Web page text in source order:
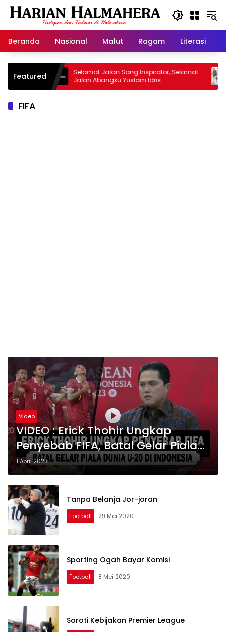
Langsung
Beranda
Nasional Malut Ragam Literasi
Featured
Selamat Jalan Sang Inspirator, Selamat
Jalan Abangku Yuslam Idris
FIFA
Video
VIDEO : Erick Thohir Ungkap
Penyebab FIFA, Batal Gelar Piala
Dunia U-20 di Indonesia
1 April 2023
Tanpa Belanja Jor-joran
Football 29 Mei 2020
Sporting Ogah Bayar Komisi
Football 8 Mei 2020
Soroti Kebijakan Premier League